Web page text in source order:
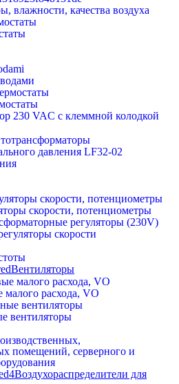
влажности, качества воздуха
скорости, потенциометры
скорости
Вентиляторы
расхода, VO
вентиляторы
помещений, серверного и
Воздухораспределители для